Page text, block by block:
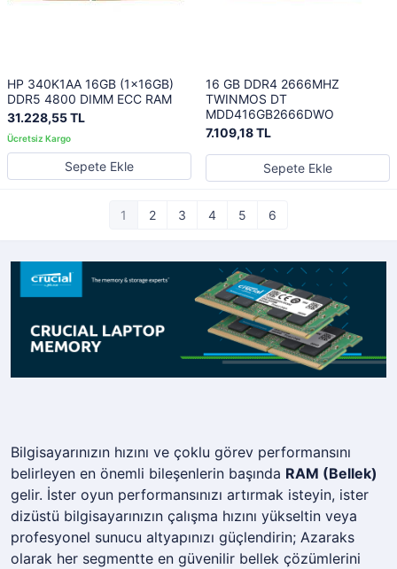
HP 340K1AA 16GB (1x16GB)
DDR5 4800 DIMM ECC RAM
31.228,55 TL
Sepete Ekle
16 GB DDR4 2666MHZ
TWINMOS DT
MDD416GB2666DWO
7.109,18 TL
Sepete Ekle
1 2 3 4 5 6
Bilgisayarınızın hızını ve çoklu görev performansını
belirleyen en önemli bileşenlerin başında RAM (Bellek)
gelir. İster oyun performansınızı artırmak isteyin, ister
dizüstü bilgisayarınızın çalışma hızını yükseltin veya
profesyonel sunucu altyapınızı güçlendirin; Azaraks
olarak her segmentte en güvenilir bellek çözümlerini